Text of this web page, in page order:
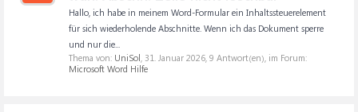
Hallo, ich habe in meinem Word-Formular ein Inhaltssteuerelement
für sich wiederholende Abschnitte. Wenn ich das Dokument sperre
und nur die...
Thema von: UniSol, 31. Januar 2026, 9 Antwort(en), im Forum:
Microsoft Word Hilfe